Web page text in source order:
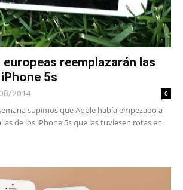
reemplazarán las
5s
2014 0
supimos que Apple había empezado a
de los iPhone 5s que las tuviesen rotas en